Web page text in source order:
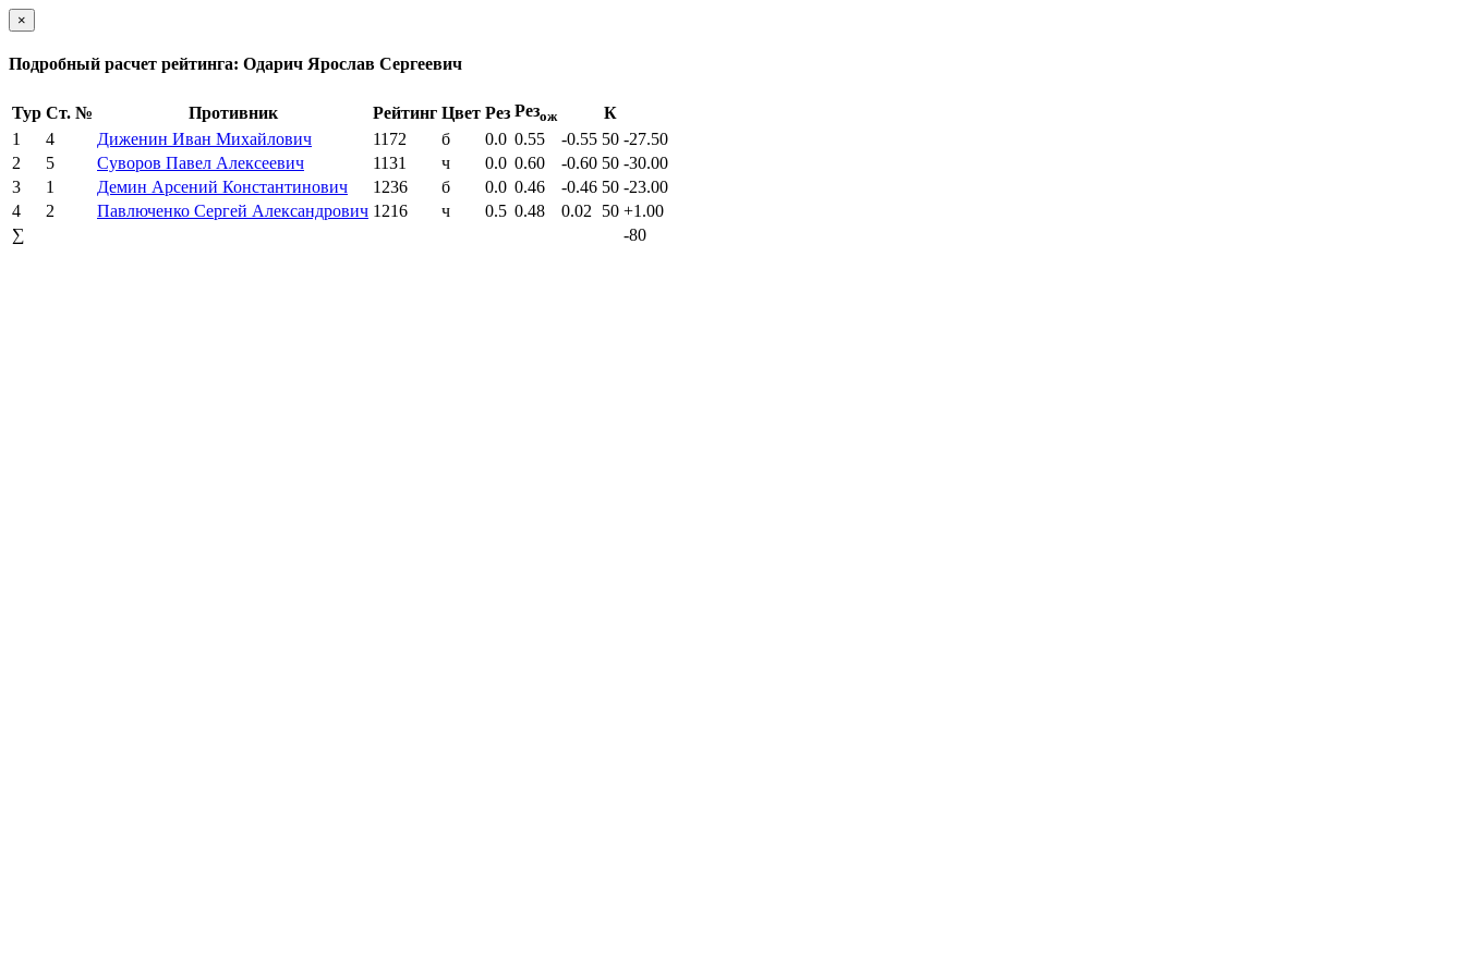
×
Подробный расчет рейтинга: Одарич Ярослав Сергеевич
Тур Ст. № Противник Рейтинг Цвет Рез Резож
К
1
4 Диженин Иван Михайлович 1172 б 0.0 0.55 -0.55 50 -27.50
2
5 Суворов Павел Алексеевич 1131 ч 0.0 0.60 -0.60 50 -30.00
3
1 Демин Арсений Константинович 1236 б 0.0 0.46 -0.46 50 -23.00
4
2 Павлюченко Сергей Александрович 1216 ч 0.5 0.48 0.02 50 +1.00
∑
-80